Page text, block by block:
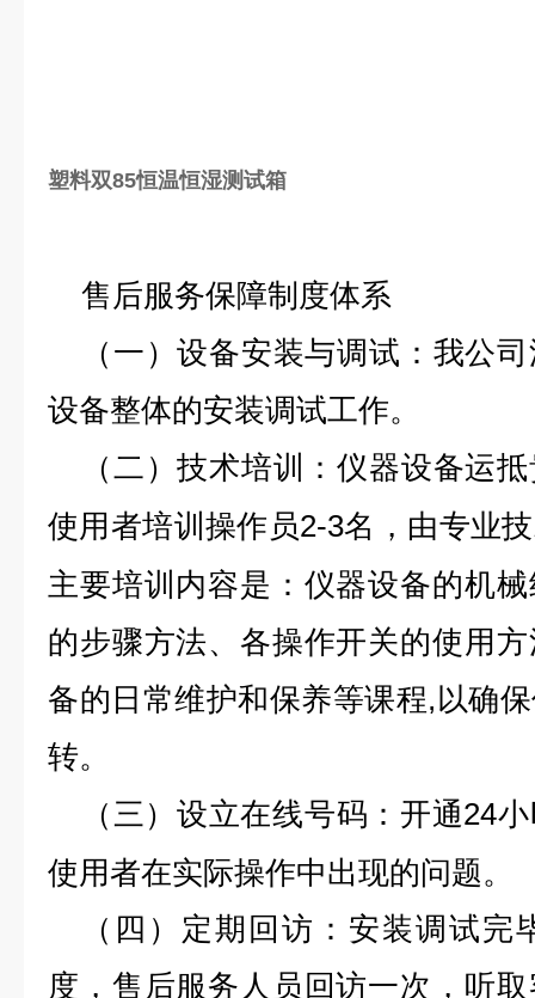
塑料双85恒温恒湿测试箱
售后服务保障制度体系
（一）设备安装与调试： 我公
设备整体的安装调试工作。
（二）技术培训：仪器设备运
使用者培训操作员2-3名，由专业
主要培训内容是：仪器设备的机
的步骤方法、各操作开关的使用
备的日常维护和保养等课程,以确
转。
（三）设立在线号码： 开通24
使用者在实际操作中出现的问题。
（四） 定期回访： 安装调试完
度，售后服务人员回访一次，听